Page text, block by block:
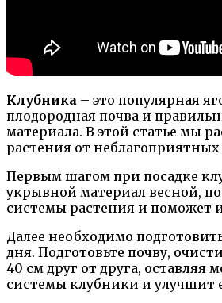
Клубника – это популярная
плодородная почва и
материала. В этой статье мы
растения от неблагоприятных
Первым шагом при посадке
укрывной материал весной,
системы растения и поможет
Далее необходимо
дня. Подготовьте почву,
40 см друг от друга,
системы клубники и улучшит